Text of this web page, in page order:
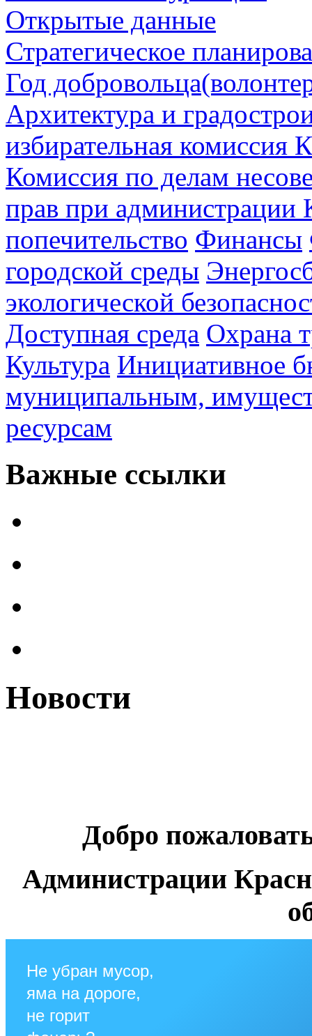
Открытые данные
Стратегическое
Год
Архитектура и
избирательная комиссия
Комиссия по делам
прав при администрации
попечительство Финансы
городской среды
экологической
Доступная среда Охрана
Культура Инициативное
муниципальным,
ресурсам
Важные ссылки
Новости
Добро
Администрации
Не убран мусор,
яма на дороге,
не горит